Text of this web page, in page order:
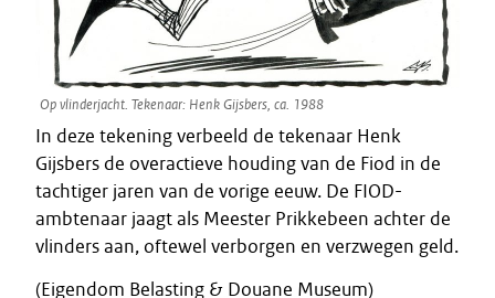
Op vlinderjacht. Tekenaar: Henk Gijsbers, ca. 1988
In deze tekening verbeeld de tekenaar Henk
Gijsbers de overactieve houding van de Fiod in de
tachtiger jaren van de vorige eeuw. De FIOD-
ambtenaar jaagt als Meester Prikkebeen achter de
vlinders aan, oftewel verborgen en verzwegen geld.
(Eigendom Belasting & Douane Museum)